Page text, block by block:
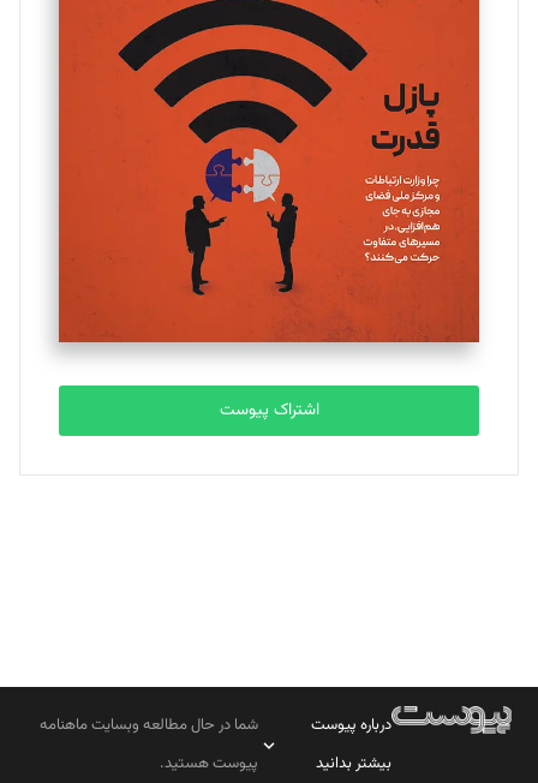
یسنا امان‌پور
تحریریه
ملینا جعفری
تحریریه
مصطفی مسجدی آرانی
تحریریه
بابک نقاش
تحریریه
اشتراک پیوست
درباره پیوست
بیشتر بدانید
شما در حال مطالعه وبسایت ماهنامه
پیوست هستید.